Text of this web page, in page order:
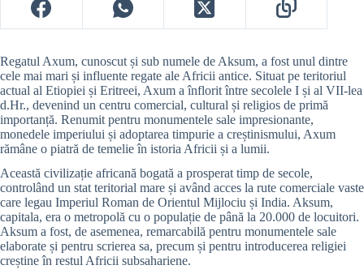
Regatul Axum, cunoscut și sub numele de Aksum, a fost unul dintre
cele mai mari și influente regate ale Africii antice. Situat pe teritoriul
actual al Etiopiei și Eritreei, Axum a înflorit între secolele I și al VII-lea
d.Hr., devenind un centru comercial, cultural și religios de primă
importanță. Renumit pentru monumentele sale impresionante,
monedele imperiului și adoptarea timpurie a creștinismului, Axum
rămâne o piatră de temelie în istoria Africii și a lumii.
Această civilizație africană bogată a prosperat timp de secole,
controlând un stat teritorial mare și având acces la rute comerciale vaste
care legau Imperiul Roman de Orientul Mijlociu și India. Aksum,
capitala, era o metropolă cu o populație de până la 20.000 de locuitori.
Aksum a fost, de asemenea, remarcabilă pentru monumentele sale
elaborate și pentru scrierea sa, precum și pentru introducerea religiei
creștine în restul Africii subsahariene.